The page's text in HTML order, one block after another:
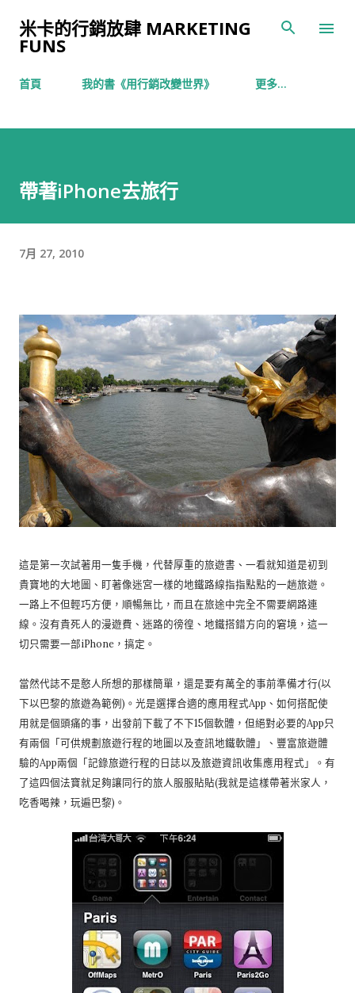
米卡的行銷放肆 MARKETING
FUNS
首頁 我的書《用行銷改變世界》 更多…
帶著iPhone去旅行
7月 27, 2010
這是第一次試著用一隻手機，代替厚重的旅遊書、一看就知道是初到
貴寶地的大地圖、盯著像迷宮一樣的地鐵路線指指點點的一趟旅遊。
一路上不但輕巧方便，順暢無比，而且在旅途中完全不需要網路連
線。沒有貴死人的漫遊費、迷路的徬徨、地鐵搭錯方向的窘境，這一
切只需要一部iPhone，搞定。
當然代誌不是憨人所想的那樣簡單，還是要有萬全的事前準備才行(以
下以巴黎的旅遊為範例)。光是選擇合適的應用程式App、如何搭配使
用就是個頭痛的事，出發前下載了不下15個軟體，但絕對必要的App只
有兩個「可供規劃旅遊行程的地圖以及查訊地鐵軟體」、豐富旅遊體
驗的App兩個「記錄旅遊行程的日誌以及旅遊資訊收集應用程式」。有
了這四個法寶就足夠讓同行的旅人服服貼貼(我就是這樣帶著米家人，
吃香喝辣，玩遍巴黎)。